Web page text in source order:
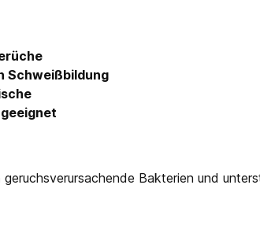
Schweißbildung
Bakterien und